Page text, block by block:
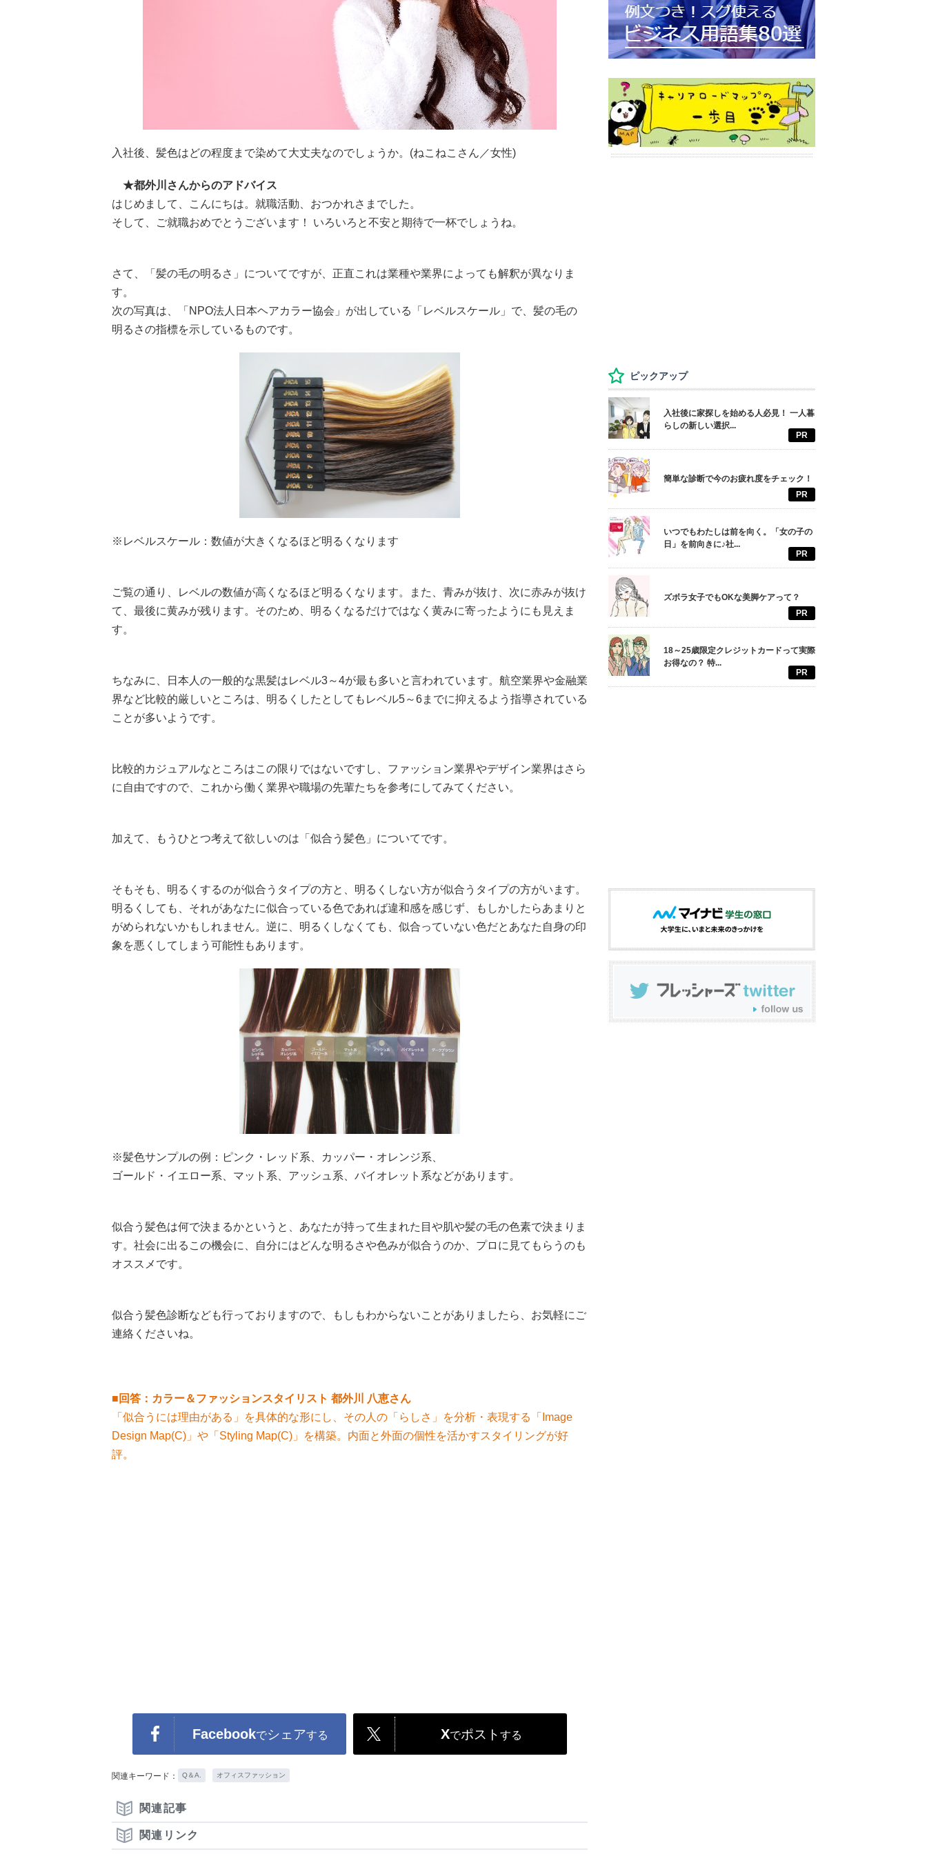
入社後、髪色はどの程度まで染めて大丈夫なのでしょうか。(ねこねこさん／女性)
★都外川さんからのアドバイス
はじめまして、こんにちは。就職活動、おつかれさまでした。
そして、ご就職おめでとうございます！ いろいろと不安と期待で一杯でしょうね。
さて、「髪の毛の明るさ」についてですが、正直これは業種や業界によっても解釈が異なりま
す。
次の写真は、「NPO法人日本ヘアカラー協会」が出している「レベルスケール」で、髪の毛の
明るさの指標を示しているものです。
※レベルスケール：数値が大きくなるほど明るくなります
ご覧の通り、レベルの数値が高くなるほど明るくなります。また、青みが抜け、次に赤みが抜け
て、最後に黄みが残ります。そのため、明るくなるだけではなく黄みに寄ったようにも見えま
す。
ちなみに、日本人の一般的な黒髪はレベル3～4が最も多いと言われています。航空業界や金融業
界など比較的厳しいところは、明るくしたとしてもレベル5～6までに抑えるよう指導されている
ことが多いようです。
比較的カジュアルなところはこの限りではないですし、ファッション業界やデザイン業界はさら
に自由ですので、これから働く業界や職場の先輩たちを参考にしてみてください。
加えて、もうひとつ考えて欲しいのは「似合う髪色」についてです。
そもそも、明るくするのが似合うタイプの方と、明るくしない方が似合うタイプの方がいます。
明るくしても、それがあなたに似合っている色であれば違和感を感じず、もしかしたらあまりと
がめられないかもしれません。逆に、明るくしなくても、似合っていない色だとあなた自身の印
象を悪くしてしまう可能性もあります。
※髪色サンプルの例：ピンク・レッド系、カッパー・オレンジ系、
ゴールド・イエロー系、マット系、アッシュ系、バイオレット系などがあります。
似合う髪色は何で決まるかというと、あなたが持って生まれた目や肌や髪の毛の色素で決まりま
す。社会に出るこの機会に、自分にはどんな明るさや色みが似合うのか、プロに見てもらうのも
オススメです。
似合う髪色診断なども行っておりますので、もしもわからないことがありましたら、お気軽にご
連絡くださいね。
■回答：カラー＆ファッションスタイリスト 都外川 八恵さん
「似合うには理由がある」を具体的な形にし、その人の「らしさ」を分析・表現する「Image
Design Map(C)」や「Styling Map(C)」を構築。内面と外面の個性を活かすスタイリングが好
評。
Facebookでシェアする Xでポスト する
関連キーワード： Q＆A. オフィスファッション
関連記事
関連リンク
ピックアップ
入社後に家探しを始める人必見！ 一人暮
らしの新しい選択...
PR
簡単な診断で今のお疲れ度をチェック！
PR
いつでもわたしは前を向く。「女の子の
日」を前向きに♪社...
PR
ズボラ女子でもOKな美脚ケアって？
PR
18～25歳限定クレジットカードって実際
お得なの？ 特...
PR